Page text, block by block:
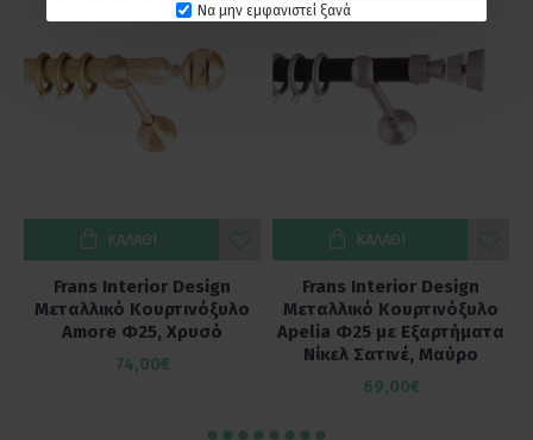
Να μην εμφανιστεί ξανά
Frans Interior Design
Μεταλλικό Κουρτινόξυλο
Amore Φ25, Χρυσό
74,00€
ΚΑΛΆΘΙ
Frans Interior Design
Μεταλλικό Κουρτινόξυλο
Apelia Φ25 με Εξαρτήματα
Νίκελ Σατινέ, Μαύρο
69,00€
ΚΑΛΆΘΙ